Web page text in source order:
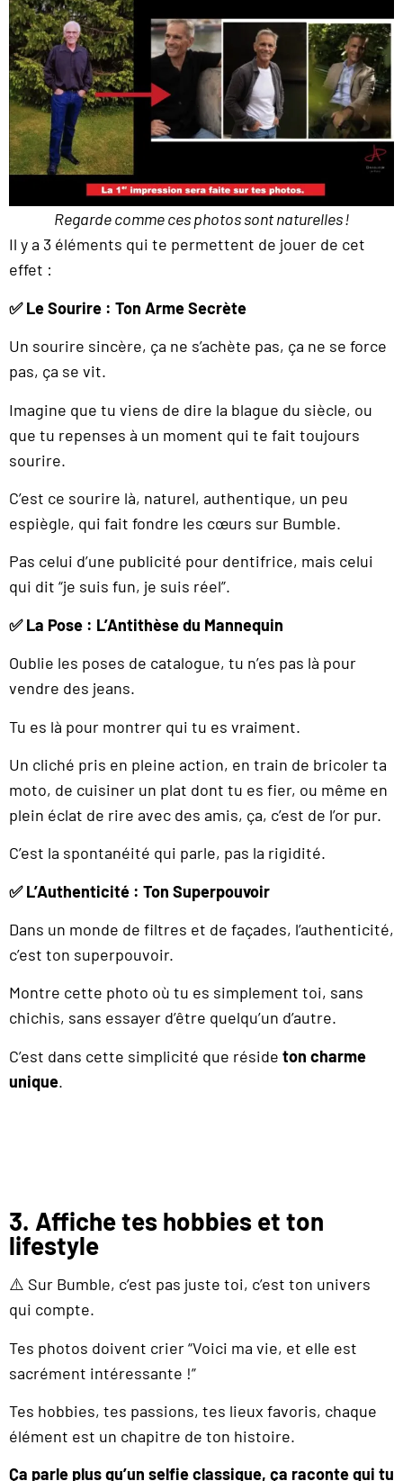
Regarde comme ces photos sont naturelles !
Il y a 3 éléments qui te permettent de jouer de cet
effet :
✅ Le Sourire : Ton Arme Secrète
Un sourire sincère, ça ne s’achète pas, ça ne se force
pas, ça se vit.
Imagine que tu viens de dire la blague du siècle, ou
que tu repenses à un moment qui te fait toujours
sourire.
C’est ce sourire là, naturel, authentique, un peu
espiègle, qui fait fondre les cœurs sur Bumble.
Pas celui d’une publicité pour dentifrice, mais celui
qui dit “je suis fun, je suis réel”.
✅ La Pose : L’Antithèse du Mannequin
Oublie les poses de catalogue, tu n’es pas là pour
vendre des jeans.
Tu es là pour montrer qui tu es vraiment.
Un cliché pris en pleine action, en train de bricoler ta
moto, de cuisiner un plat dont tu es fier, ou même en
plein éclat de rire avec des amis, ça, c’est de l’or pur.
C’est la spontanéité qui parle, pas la rigidité.
✅ L’Authenticité : Ton Superpouvoir
Dans un monde de filtres et de façades, l’authenticité,
c’est ton superpouvoir.
Montre cette photo où tu es simplement toi, sans
chichis, sans essayer d’être quelqu’un d’autre.
C’est dans cette simplicité que réside ton charme
unique.
3. Affiche tes hobbies et ton
lifestyle
⚠️ Sur Bumble, c’est pas juste toi, c’est ton univers
qui compte.
Tes photos doivent crier “Voici ma vie, et elle est
sacrément intéressante !”
Tes hobbies, tes passions, tes lieux favoris, chaque
élément est un chapitre de ton histoire.
Ça parle plus qu’un selfie classique, ça raconte qui tu